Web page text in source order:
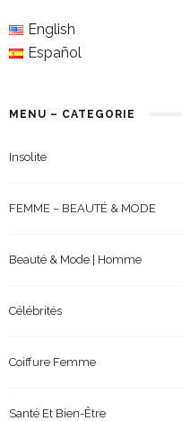
English
Español
MENU – CATEGORIE
Insolite
FEMME – BEAUTÉ & MODE
Beauté & Mode | Homme
Célébrités
Coiffure Femme
Santé Et Bien-Être